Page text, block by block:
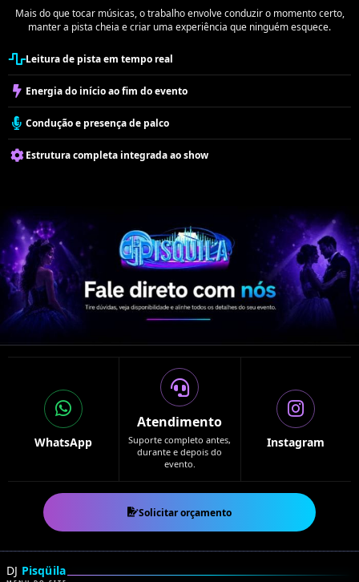
Mais do que tocar músicas, o trabalho envolve conduzir o momento certo,
manter a pista cheia e criar uma experiência que ninguém esquece.
Leitura de pista em tempo real
Energia do início ao fim do evento
Condução e presença de palco
Estrutura completa integrada ao show
WhatsApp
Atendimento
Suporte completo antes,
durante e depois do
evento.
Instagram
Solicitar orçamento
DJ Pisqüila